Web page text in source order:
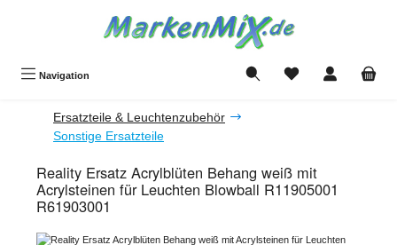
Navigation Du hast 0 Produkte
Ersatzteile & Leuchtenzubehör
Sonstige Ersatzteile
Reality Ersatz Acrylblüten Behang weiß mit
Acrylsteinen für Leuchten Blowball R11905001
R61903001
Bildergalerie überspringen